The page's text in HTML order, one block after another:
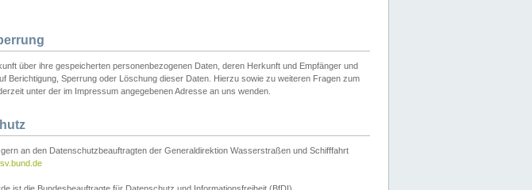
über ihre gespeicherten personenbezogenen Daten, deren Herkunft und Empfänger und
Berichtigung, Sperrung oder Löschung dieser Daten. Hierzu sowie zu weiteren Fragen zum
unter der im Impressum angegebenen Adresse an uns wenden.
an den Datenschutzbeauftragten der Generaldirektion Wasserstraßen und Schifffahrt